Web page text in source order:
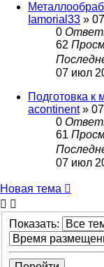
Iamorial33 »
0
62
07 июл
Подготовка к
acontinent»
0
61
07 июл
Новая тема
Показать: